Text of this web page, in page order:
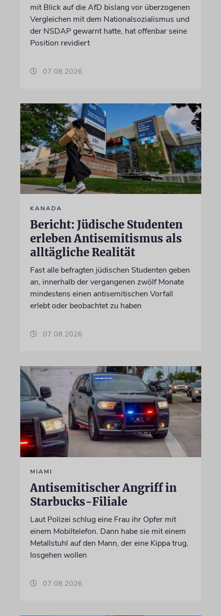
mit Blick auf die AfD bislang vor überzogenen
Vergleichen mit dem Nationalsozialismus und
der NSDAP gewarnt hatte, hat offenbar seine
Position revidiert
07.08.2026
KANADA
Bericht: Jüdische Studenten
erleben Antisemitismus als
alltägliche Realität
Fast alle befragten jüdischen Studenten geben
an, innerhalb der vergangenen zwölf Monate
mindestens einen antisemitischen Vorfall
erlebt oder beobachtet zu haben
07.08.2026
MIAMI
Antisemitischer Angriff in
Starbucks-Filiale
Laut Polizei schlug eine Frau ihr Opfer mit
einem Mobiltelefon. Dann habe sie mit einem
Metallstuhl auf den Mann, der eine Kippa trug,
losgehen wollen
07.08.2026